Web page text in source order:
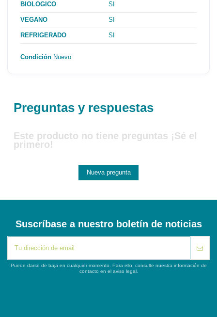
BIOLOGICO SI
VEGANO SI
REFRIGERADO SI
Condición Nuevo
Preguntas y respuestas
Este producto no tiene preguntas ¡Sé el
primero!
Nueva pregunta
Suscríbase a nuestro boletín de noticias
Puede darse de baja en cualquier momento. Para ello, consulte nuestra información de
contacto en el aviso legal.